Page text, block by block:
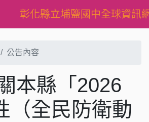
彰化縣立埔鹽國中全球資訊
公告內容
本縣「2026
（全民防衛動